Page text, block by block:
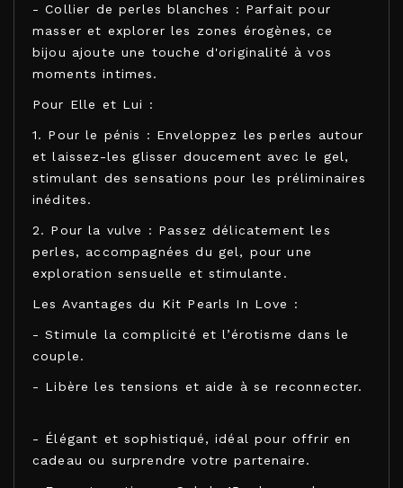
- Collier de perles blanches : Parfait pour
masser et explorer les zones érogènes, ce
bijou ajoute une touche d'originalité à vos
moments intimes.
Pour Elle et Lui :
1. Pour le pénis : Enveloppez les perles autour
et laissez-les glisser doucement avec le gel,
stimulant des sensations pour les préliminaires
inédites.
2. Pour la vulve : Passez délicatement les
perles, accompagnées du gel, pour une
exploration sensuelle et stimulante.
Les Avantages du Kit Pearls In Love :
- Stimule la complicité et l’érotisme dans le
couple.
- Libère les tensions et aide à se reconnecter.
- Élégant et sophistiqué, idéal pour offrir en
cadeau ou surprendre votre partenaire.